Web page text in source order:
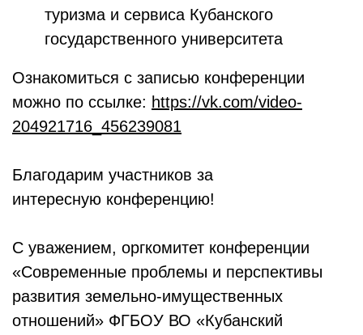
туризма и сервиса Кубанского
государственного университета
Ознакомиться с записью конференции
можно по ссылке: https://vk.com/video-
204921716_456239081
Благодарим участников за
интересную конференцию!
С уважением, оргкомитет конференции
«Современные проблемы и перспективы
развития земельно-имущественных
отношений» ФГБОУ ВО «Кубанский